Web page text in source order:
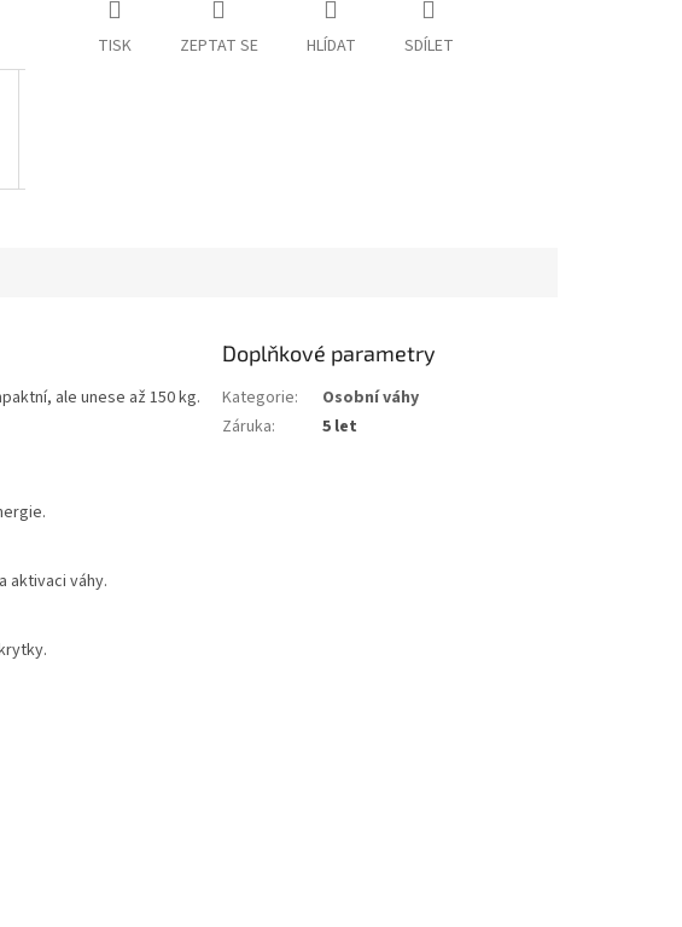
TISK ZEPTAT SE HLÍDAT SDÍLET
ale unese až 150 kg.
aktivaci váhy.
Doplňkové parametry
Kategorie:
Osobní váhy
Záruka: 5 let